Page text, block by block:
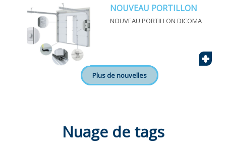
NOUVEAU PORTILLON
NOUVEAU PORTILLON DICOMA
+
Plus de nouvelles
Nuage de tags